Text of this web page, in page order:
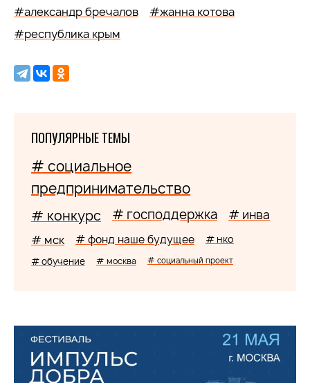
#александр бречалов
#жанна котова
#республика крым
ПОПУЛЯРНЫЕ ТЕМЫ
# социальное
предпринимательство
# конкурс # господдержка # инва
# мск # фонд наше будущее # нко
# обучение # москва # социальный проект